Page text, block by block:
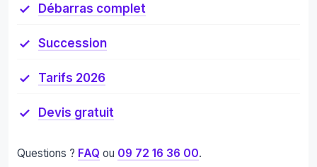
Débarras complet
Succession
Tarifs 2026
Devis gratuit
Questions ? FAQ ou 09 72 16 36 00.